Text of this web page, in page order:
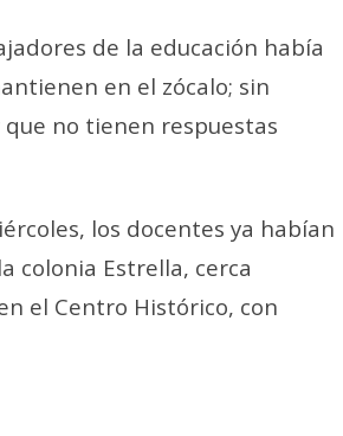
de la educación había
en el zócalo; sin
no tienen respuestas
los docentes ya habían
colonia Estrella, cerca
el Centro Histórico, con